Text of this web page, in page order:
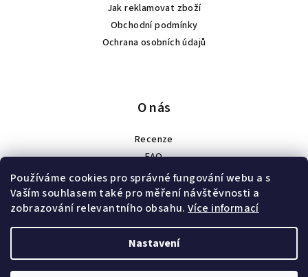
Používáme cookies pro správné fungování webu a s
Vaším souhlasem také pro měření návštěvnosti a
zobrazování relevantního obsahu.Více informací
Nastavení
Jak reklamovat zboží
Obchodní podmínky
Ochrana osobních údajů
O nás
Recenze
FAQ
Spolupráce
Náš příběh
Velkoobchod a zakázková výroba